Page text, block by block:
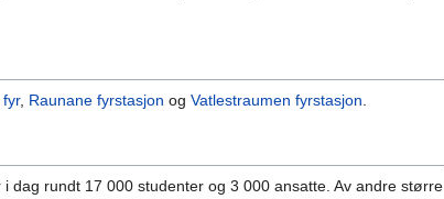
, Raunane fyrstasjon og Vatlestraumen fyrstasjon
i dag rundt 17 000 studenter og 3 000 ansatte. Av andre større